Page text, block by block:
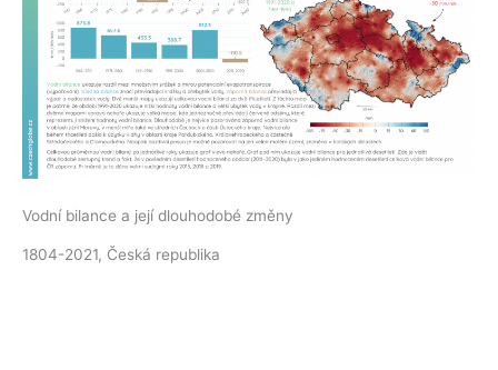
Vodní bilance a její dlouhodobé změny
1804-2021, Česká republika